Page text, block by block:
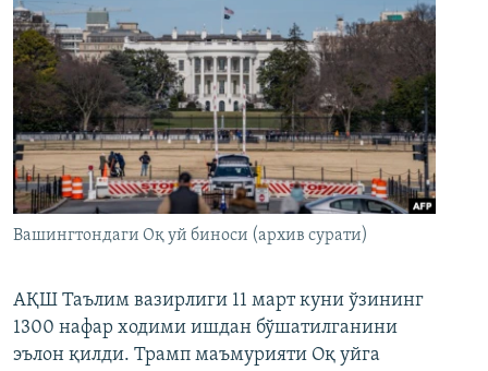
Вашингтондаги Оқ уй биноси (архив сурати)
АҚШ Таълим вазирлиги 11 март куни ўзининг
1300 нафар ходими ишдан бўшатилганини
эълон қилди. Трамп маъмурияти Оқ уйга